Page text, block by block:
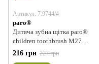
Артикул: 7.9744/4
paro®
Дитяча зубна щітка paro®
children toothbrush M27
середньої жорсткості, з
монопучковою насадкою в
216 грн 227 грн